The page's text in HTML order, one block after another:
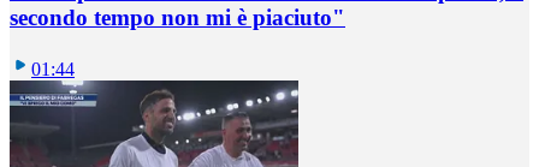
secondo tempo non mi è piaciuto"
01:44